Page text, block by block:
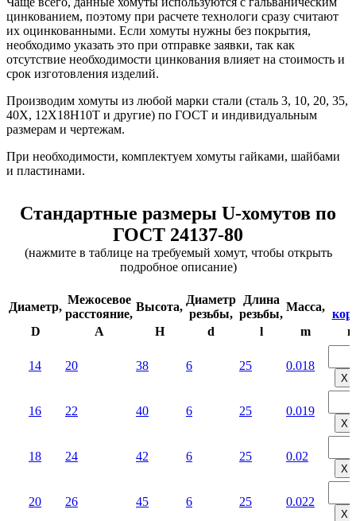
цинкованием, поэтому при расчете технологи сразу считают
их оцинкованными. Если хомуты нужны без покрытия,
необходимо указать это при отправке заявки, так как
отсутствие необходимости цинкования влияет на стоимость и
срок изготовления изделий.
Производим хомуты из любой марки стали (сталь 3, 10, 20, 35,
40Х, 12Х18Н10Т и другие) по ГОСТ и индивидуальным
размерам и чертежам.
При необходимости, комплектуем хомуты гайками, шайбами
и пластинами.
Стандартные размеры U-хомутов по
ГОСТ 24137-80
(нажмите в таблице на требуемый хомут, чтобы открыть
подробное описание)
Диаметр,
Межосевое
расстояние,
Высота,
Диаметр
резьбы,
Длина
резьбы,
Масса,
D
A H d l m
14 20 38 6 25 0.018
Х
16 22 40 6 25 0.019
Х
18 24 42 6 25 0.02
Х
20 26 45 6 25 0.022
Х